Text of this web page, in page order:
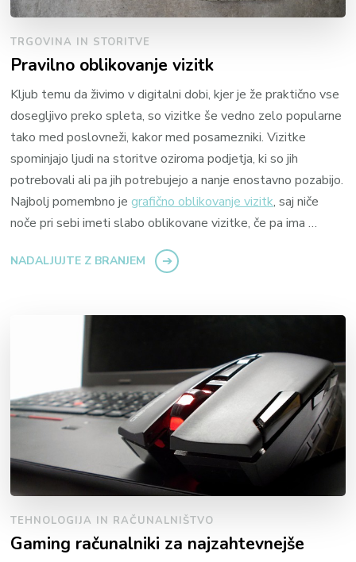
TRGOVINA IN STORITVE
Pravilno oblikovanje vizitk
Kljub temu da živimo v digitalni dobi, kjer je že praktično vse
dosegljivo preko spleta, so vizitke še vedno zelo popularne
tako med poslovneži, kakor med posamezniki. Vizitke
spominjajo ljudi na storitve oziroma podjetja, ki so jih
potrebovali ali pa jih potrebujejo a nanje enostavno pozabijo.
Najbolj pomembno jegrafično oblikovanje vizitk, saj niče
noče pri sebi imeti slabo oblikovane vizitke, če pa ima …
NADALJUJTE Z BRANJEM
TEHNOLOGIJA IN RAČUNALNIŠTVO
Gaming računalniki za najzahtevnejše